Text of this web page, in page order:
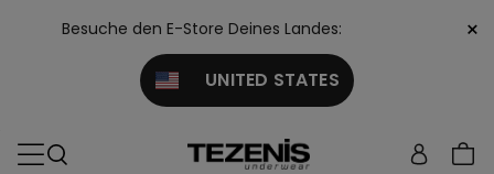
Besuche den E-Store Deines Landes:
UNITED STATES
×